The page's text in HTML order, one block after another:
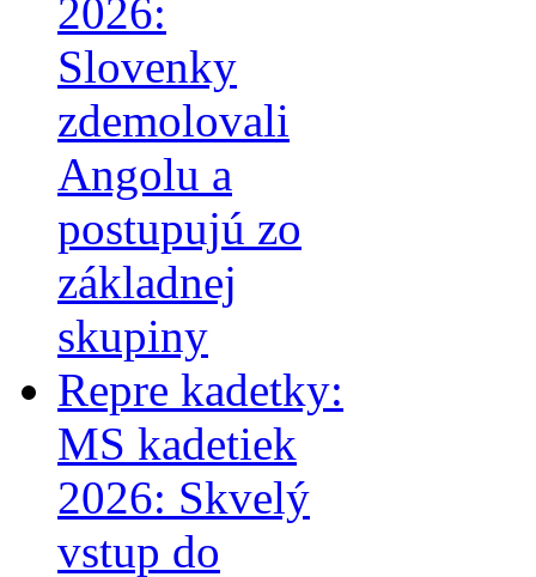
2026:
Slovenky
zdemolovali
Angolu a
postupujú zo
základnej
skupiny
Repre kadetky:
MS kadetiek
2026: Skvelý
vstup do